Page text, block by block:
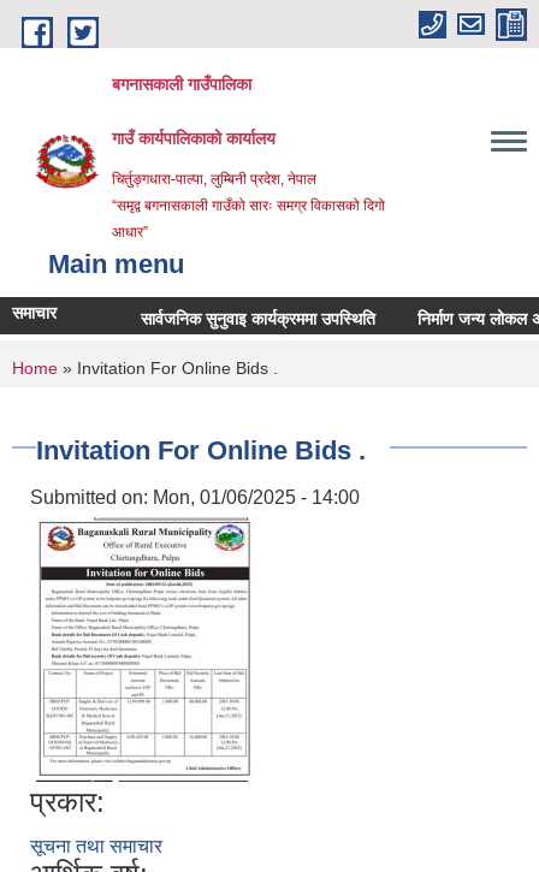
Skip to main content
बगनासकाली गाउँपालिका
गाउँ कार्यपालिकाको कार्यालय
चिर्तुङ्गधारा-पाल्पा, लुम्बिनी प्रदेश, नेपाल
“समृद्व बगनासकाली गाउँको सारः समग्र विकासको दिगो
आधार”
Main menu
समाचार सार्वजनिक सुनुवाइ कार्यक्रममा उपस्थिति निर्माण जन्य लोकल
You are here
Home » Invitation For Online Bids .
Invitation For Online Bids .
Submitted on: Mon, 01/06/2025 - 14:00
प्रकार:
सूचना तथा समाचार